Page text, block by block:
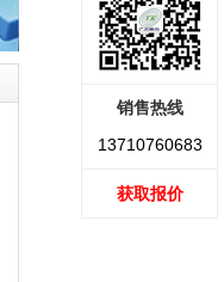
销售热线
13710760683
获取报价